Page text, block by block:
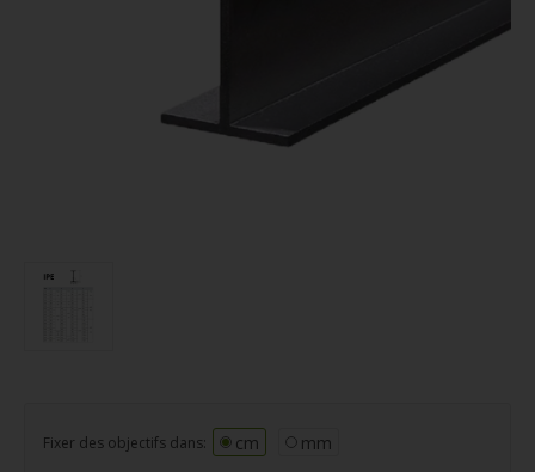
Fixer des objectifs dans: cm mm